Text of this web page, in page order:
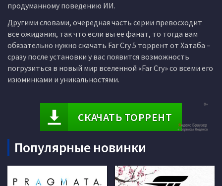
продуманному поведению ИИ.
Другими словами, очередная часть серии превосходит
все ожидания, так что если вы ее фанат, то тогда вам
обязательно нужно скачать Far Cry 5 торрент от Хатаба –
сразу после установки у вас появится возможность
погрузиться в новый мир вселенной «Far Cry» со всеми его
изюминками и уникальностями.
СКАЧАТЬ ТОРРЕНТ
Популярные новинки